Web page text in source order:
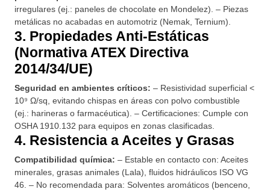
irregulares (ej.: paneles de chocolate en Mondelez). – Piezas
metálicas no acabadas en automotriz (Nemak, Ternium).
3. Propiedades Anti-Estáticas
(Normativa ATEX Directiva
2014/34/UE)
Seguridad en ambientes críticos: – Resistividad superficial <
10⁹ Ω/sq, evitando chispas en áreas con polvo combustible
(ej.: harineras o farmacéutica). – Certificaciones: Cumple con
OSHA 1910.132 para equipos en zonas clasificadas.
4. Resistencia a Aceites y Grasas
Compatibilidad química: – Estable en contacto con: Aceites
minerales, grasas animales (Lala), fluidos hidráulicos ISO VG
46. – No recomendada para: Solventes aromáticos (benceno,